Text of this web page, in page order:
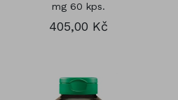
mg 60 kps.
405,00 Kč